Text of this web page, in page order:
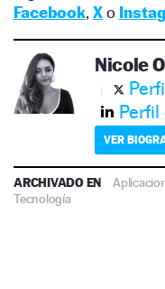
Facebook, Xo
Nicole
Perfil
VER
ARCHIVADO EN
Tecnología